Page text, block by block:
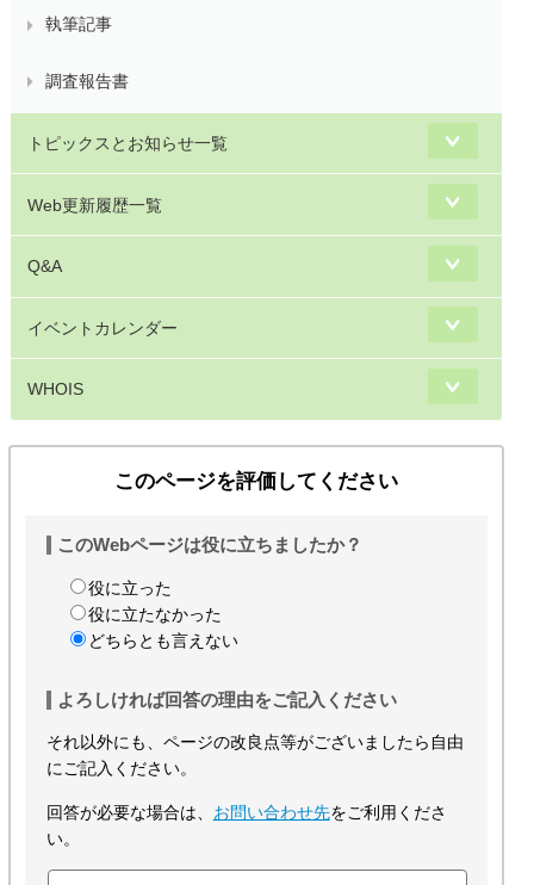
執筆記事
調査報告書
トピックスとお知らせ一覧
Web更新履歴一覧
Q&A
イベントカレンダー
WHOIS
このページを評価してください
このWebページは役に立ちましたか？
役に立った
役に立たなかった
どちらとも言えない
よろしければ回答の理由をご記入ください
それ以外にも、ページの改良点等がございましたら自由
にご記入ください。
回答が必要な場合は、 お問い合わせ先をご利用くださ
い。